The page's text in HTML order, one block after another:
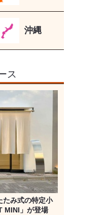
沖縄
ス
み式の特定小
MINI」が登場